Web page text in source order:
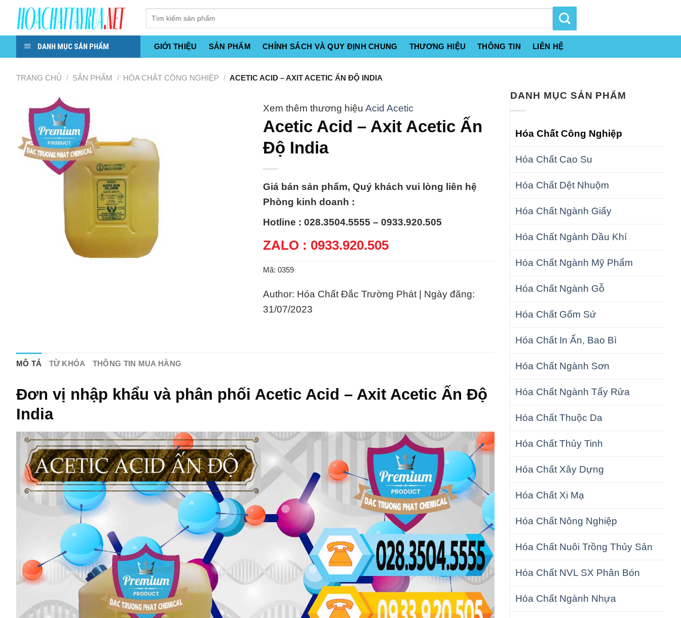
Skip
content
DANH MỤC SẢN PHẨM GIỚI THIỆU SẢN PHẨM CHÍNH SÁCH VÀ QUY ĐỊNH CHUNG THƯƠNG HIỆU THÔNG TIN LIÊN HỆ
TRANG CHỦ / SẢN PHẨM / HÓA CHẤT CÔNG NGHIỆP / ACETIC ACID – AXIT ACETIC ẤN ĐỘ INDIA
DANH MỤC SẢN PHẨM
Hóa Chất Công Nghiệp
Hóa Chất Cao Su
Hóa Chất Dệt Nhuộm
Hóa Chất Ngành Giấy
Hóa Chất Ngành Dầu Khí
Hóa Chất Ngành Mỹ Phẩm
Hóa Chất Ngành Gỗ
Hóa Chất Gốm Sứ
Hóa Chất In Ấn, Bao Bì
Hóa Chất Ngành Sơn
Hóa Chất Ngành Tẩy Rửa
Hóa Chất Thuộc Da
Hóa Chất Thủy Tinh
Hóa Chất Xây Dựng
Hóa Chất Xi Mạ
Hóa Chất Nông Nghiệp
Hóa Chất Nuôi Trồng Thủy Sản
Hóa Chất NVL SX Phân Bón
Hóa Chất Ngành Nhựa
Acid Acetic
Acetic Acid – Axit Acetic Ấn
Độ India
Giá bán sản phẩm, Quý khách vui lòng liên hệ
Phòng kinh doanh :
Hotline : 028.3504.5555 – 0933.920.505
ZALO : 0933.920.505
Mã: 0359
Author: Hóa Chất Đắc Trường Phát | Ngày đăng:
31/07/2023
MÔ TẢ TỪ KHÓA THÔNG TIN MUA HÀNG
Đơn vị nhập khẩu và phân phối Acetic Acid – Axit Acetic Ấn Độ
India